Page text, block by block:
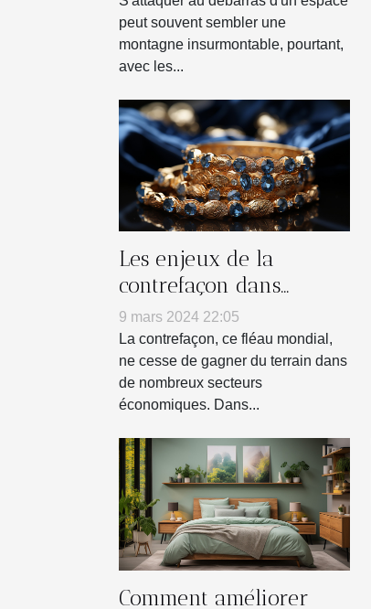
peut souvent sembler une
montagne insurmontable, pourtant,
avec les...
Les enjeux de la
contrefaçon dans
l'industrie de la
bijouterie
9 mars 2024 22:05
La contrefaçon, ce fléau mondial,
ne cesse de gagner du terrain dans
de nombreux secteurs
économiques. Dans...
Comment améliorer